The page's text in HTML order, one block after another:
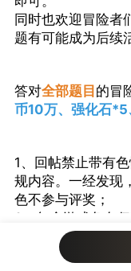
同时也欢迎冒险者
题有可能成为后续
答对全部题目的冒
币10万、强化石*5
1、回帖禁止带有
规内容。一经发现
色不参与评奖；
2、每个游戏角色
色）仅发放一份奖
3、参与答题前请
我来说两句...